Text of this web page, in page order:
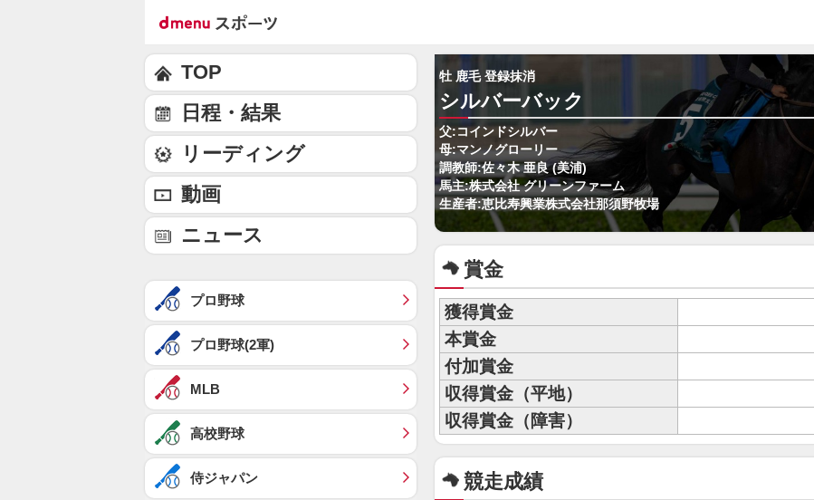
牡 鹿毛 登録抹消
シルバーバック
父:コインドシルバー
母:マンノグローリー
調教師:佐々木 亜良 (美浦)
馬主:株式会社 グリーンファーム
生産者:恵比寿興業株式会社那須野牧場
賞金
獲得賞金
本賞金
付加賞金
収得賞金（平地）
収得賞金（障害）
競走成績
TOP
日程・結果
リーディング
動画
ニュース
プロ野球
プロ野球(2軍)
MLB
高校野球
侍ジャパン